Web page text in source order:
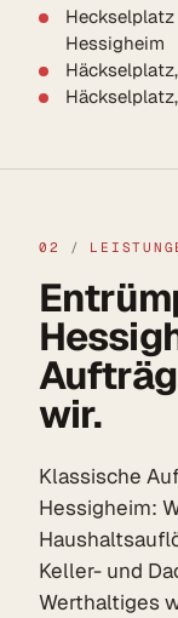
Hessigheim
02 /
wir.
Klassische
Hessigheim:
Keller- und
Werthaltiges